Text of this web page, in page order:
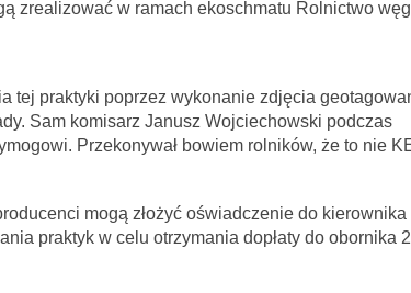
zrealizować w ramach ekoschmatu Rolnictwo
tej praktyki poprzez wykonanie zdjęcia
Sam komisarz Janusz Wojciechowski podczas
Przekonywał bowiem rolników, że to nie
mogą złożyć oświadczenie do kierownika
praktyk w celu otrzymania dopłaty do obornika